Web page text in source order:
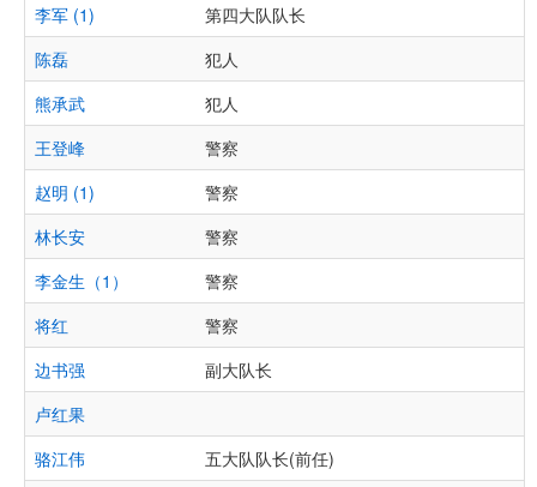
李军 (1)
第四大队队长
陈磊
犯人
熊承武
犯人
王登峰
警察
赵明 (1)
警察
林长安
警察
李金生（1）
警察
将红
警察
边书强
副大队长
卢红果
骆江伟
五大队队长(前任)